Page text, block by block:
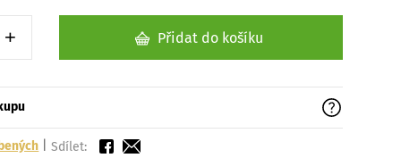
Zvýšit o 1 kus
+ Přidat do košíku
|Sdílet: